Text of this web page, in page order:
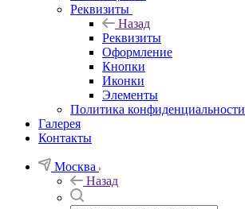
Реквизиты
Назад
Реквизиты
Оформление
Кнопки
Иконки
Элементы
Политика конфиденциальности
Галерея
Контакты
Москва
Назад